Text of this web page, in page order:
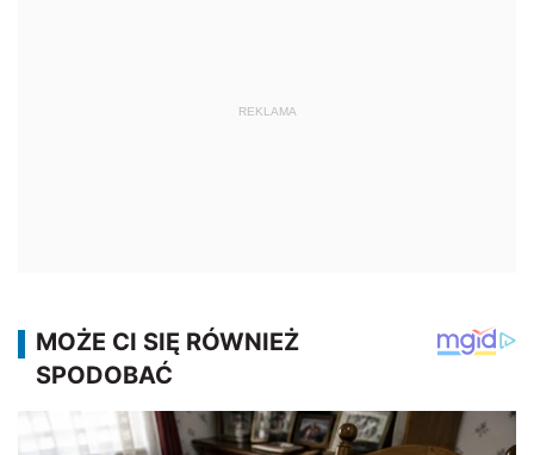
REKLAMA